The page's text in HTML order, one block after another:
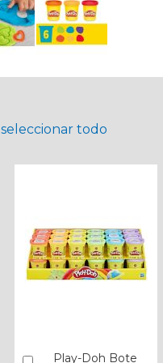
seleccionar todo
Play-Doh Bote
Añadir